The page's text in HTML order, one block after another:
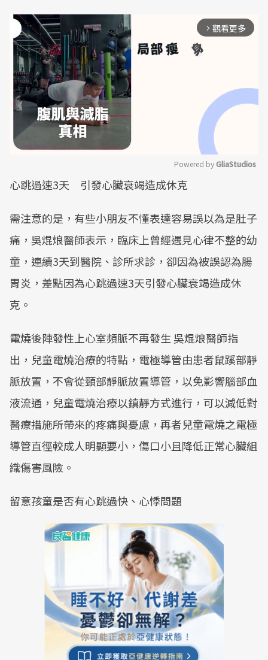
arrow_forward_ios 觀看更多
Powered by GliaStudios
心跳過速3天 引發心臟衰竭造成休克
需注意的是，有些小朋友不懂表達容易誤以為是肚子
痛，吳焜烺醫師表示，臨床上曾經遇見心律不整的幼
童，連續3天到醫院、診所求診，卻因為被誤認為腸
胃炎，差點因為心跳過速3天引發心臟衰竭造成休
克。
電燒後陣發性上心室頻脈不再發生 吳焜烺醫師指
出，兒童電燒治療的特點，電極導管由患者鼠蹊部靜
脈放置，不會從頸部靜脈放置導管，以免影響腦部血
液流通，兒童電燒治療以鎮靜方式進行，可以減低對
醫療措施所帶來的疼痛與憂慮，再者兒童電燒之電極
導管直徑較成人明顯要小，傷口小且降低正常心臟組
織傷害風險。
留意孩童是否有心跳過快、心悸問題